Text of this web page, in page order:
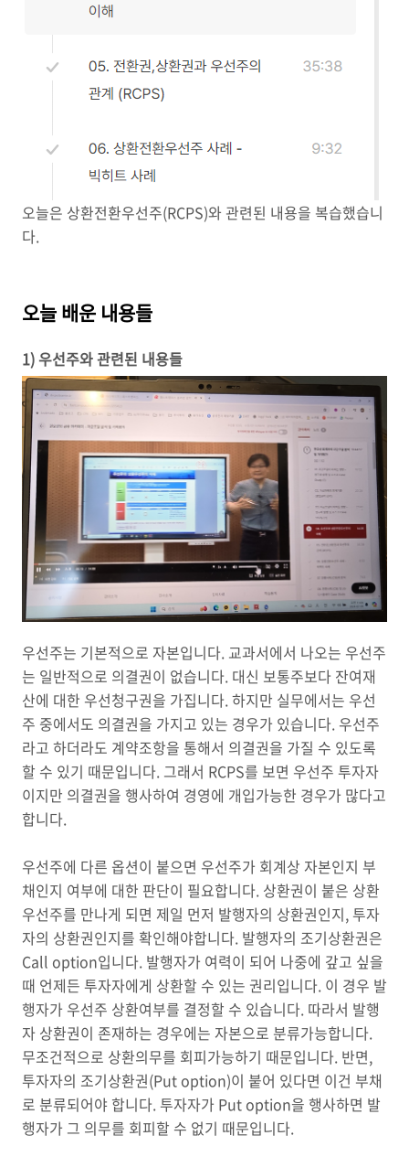
오늘은 상환전환우선주(RCPS)와 관련된 내용을 복습했습니
다.
오늘 배운 내용들
1) 우선주와 관련된 내용들
우선주는 기본적으로 자본입니다. 교과서에서 나오는 우선주
는 일반적으로 의결권이 없습니다. 대신 보통주보다 잔여재
산에 대한 우선청구권을 가집니다. 하지만 실무에서는 우선
주 중에서도 의결권을 가지고 있는 경우가 있습니다. 우선주
라고 하더라도 계약조항을 통해서 의결권을 가질 수 있도록
할 수 있기 때문입니다. 그래서 RCPS를 보면 우선주 투자자
이지만 의결권을 행사하여 경영에 개입가능한 경우가 많다고
합니다.
우선주에 다른 옵션이 붙으면 우선주가 회계상 자본인지 부
채인지 여부에 대한 판단이 필요합니다. 상환권이 붙은 상환
우선주를 만나게 되면 제일 먼저 발행자의 상환권인지, 투자
자의 상환권인지를 확인해야합니다. 발행자의 조기상환권은
Call option입니다. 발행자가 여력이 되어 나중에 갚고 싶을
때 언제든 투자자에게 상환할 수 있는 권리입니다. 이 경우 발
행자가 우선주 상환여부를 결정할 수 있습니다. 따라서 발행
자 상환권이 존재하는 경우에는 자본으로 분류가능합니다.
무조건적으로 상환의무를 회피가능하기 때문입니다. 반면,
투자자의 조기상환권(Put option)이 붙어 있다면 이건 부채
로 분류되어야 합니다. 투자자가 Put option을 행사하면 발
행자가 그 의무를 회피할 수 없기 때문입니다.